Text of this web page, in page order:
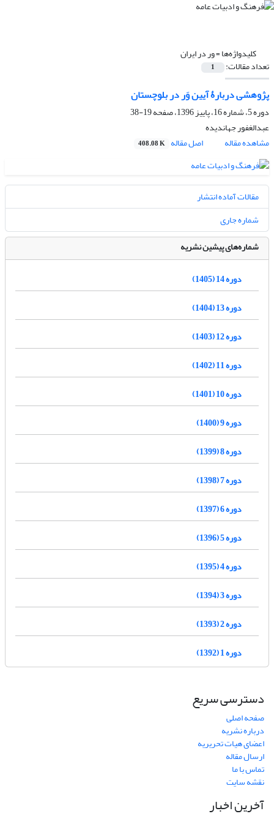
کلیدواژه‌ها =ور در ایران
تعداد مقالات: 1
پژوهشی دربارۀ آیین وَر در بلوچستان
دوره 5، شماره 16، پاییز 1396، صفحه
19-38
عبدالغفور جهاندیده
مشاهده مقاله
اصل مقاله 408.08 K
مقالات آماده انتشار
شماره جاری
شماره‌های پیشین نشریه
دوره 14 (1405)
دوره 13 (1404)
دوره 12 (1403)
دوره 11 (1402)
دوره 10 (1401)
دوره 9 (1400)
دوره 8 (1399)
دوره 7 (1398)
دوره 6 (1397)
دوره 5 (1396)
دوره 4 (1395)
دوره 3 (1394)
دوره 2 (1393)
دوره 1 (1392)
دسترسی سریع
صفحه اصلی
درباره نشریه
اعضای هیات تحریریه
ارسال مقاله
تماس با ما
نقشه سایت
آخرین اخبار